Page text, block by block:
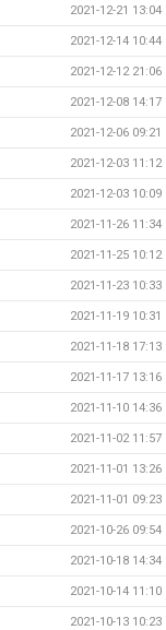
2021-12-21 13:04
2021-12-14 10:44
2021-12-12 21:06
2021-12-08 14:17
2021-12-06 09:21
2021-12-03 11:12
2021-12-03 10:09
2021-11-26 11:34
2021-11-25 10:12
2021-11-23 10:33
2021-11-19 10:31
2021-11-18 17:13
2021-11-17 13:16
2021-11-10 14:36
2021-11-02 11:57
2021-11-01 13:26
2021-11-01 09:23
2021-10-26 09:54
2021-10-18 14:34
2021-10-14 11:10
2021-10-13 10:23